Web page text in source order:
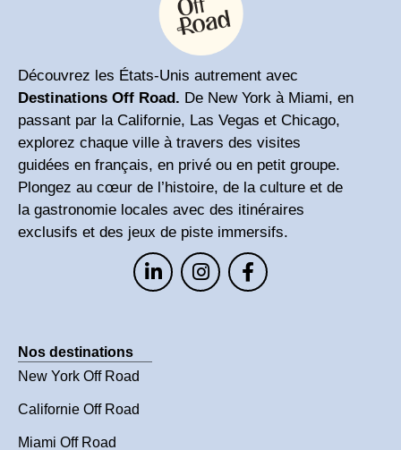
Découvrez les États-Unis autrement avec
Destinations Off Road. De New York à Miami, en
passant par la Californie, Las Vegas et Chicago,
explorez chaque ville à travers des visites
guidées en français, en privé ou en petit groupe.
Plongez au cœur de l’histoire, de la culture et de
la gastronomie locales avec des itinéraires
exclusifs et des jeux de piste immersifs.
Nos destinations
New York Off Road
Californie Off Road
Miami Off Road